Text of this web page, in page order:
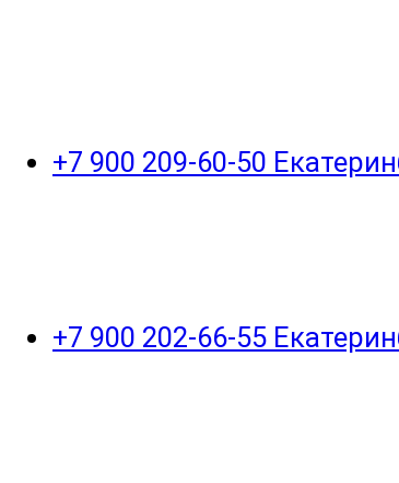
+7 900 209-60-50
+7 900 202-66-55